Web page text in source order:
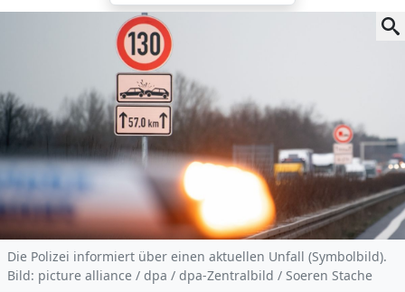
Die Polizei informiert über einen aktuellen Unfall (Symbolbild).
Bild: picture alliance / dpa / dpa-Zentralbild / Soeren Stache